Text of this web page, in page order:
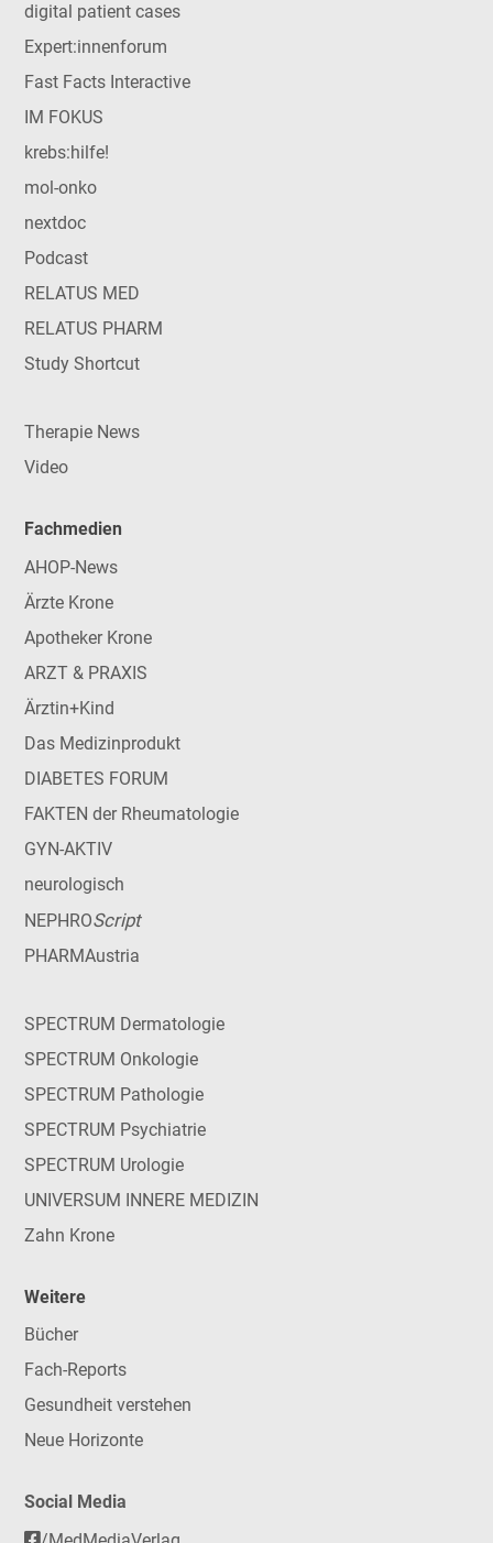
digital patient cases
Expert:innenforum
Fast Facts Interactive
IM FOKUS
krebs:hilfe!
mol-onko
nextdoc
Podcast
RELATUS MED
RELATUS PHARM
Study Shortcut
Therapie News
Video
Fachmedien
AHOP-News
Ärzte Krone
Apotheker Krone
ARZT & PRAXIS
Ärztin+Kind
Das Medizinprodukt
DIABETES FORUM
FAKTEN der Rheumatologie
GYN-AKTIV
neurologisch
NEPHROScript
PHARMAustria
SPECTRUM Dermatologie
SPECTRUM Onkologie
SPECTRUM Pathologie
SPECTRUM Psychiatrie
SPECTRUM Urologie
UNIVERSUM INNERE MEDIZIN
Zahn Krone
Weitere
Bücher
Fach-Reports
Gesundheit verstehen
Neue Horizonte
Social Media